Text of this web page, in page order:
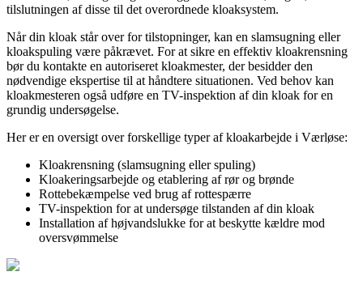
tilslutningen af disse til det overordnede kloaksystem.
Når din kloak står over for tilstopninger, kan en slamsugning eller
kloakspuling være påkrævet. For at sikre en effektiv kloakrensning
bør du kontakte en autoriseret kloakmester, der besidder den
nødvendige ekspertise til at håndtere situationen. Ved behov kan
kloakmesteren også udføre en TV-inspektion af din kloak for en
grundig undersøgelse.
Her er en oversigt over forskellige typer af kloakarbejde i Værløse:
Kloakrensning (slamsugning eller spuling)
Kloakeringsarbejde og etablering af rør og brønde
Rottebekæmpelse ved brug af rottespærre
TV-inspektion for at undersøge tilstanden af din kloak
Installation af højvandslukke for at beskytte kældre mod
oversvømmelse